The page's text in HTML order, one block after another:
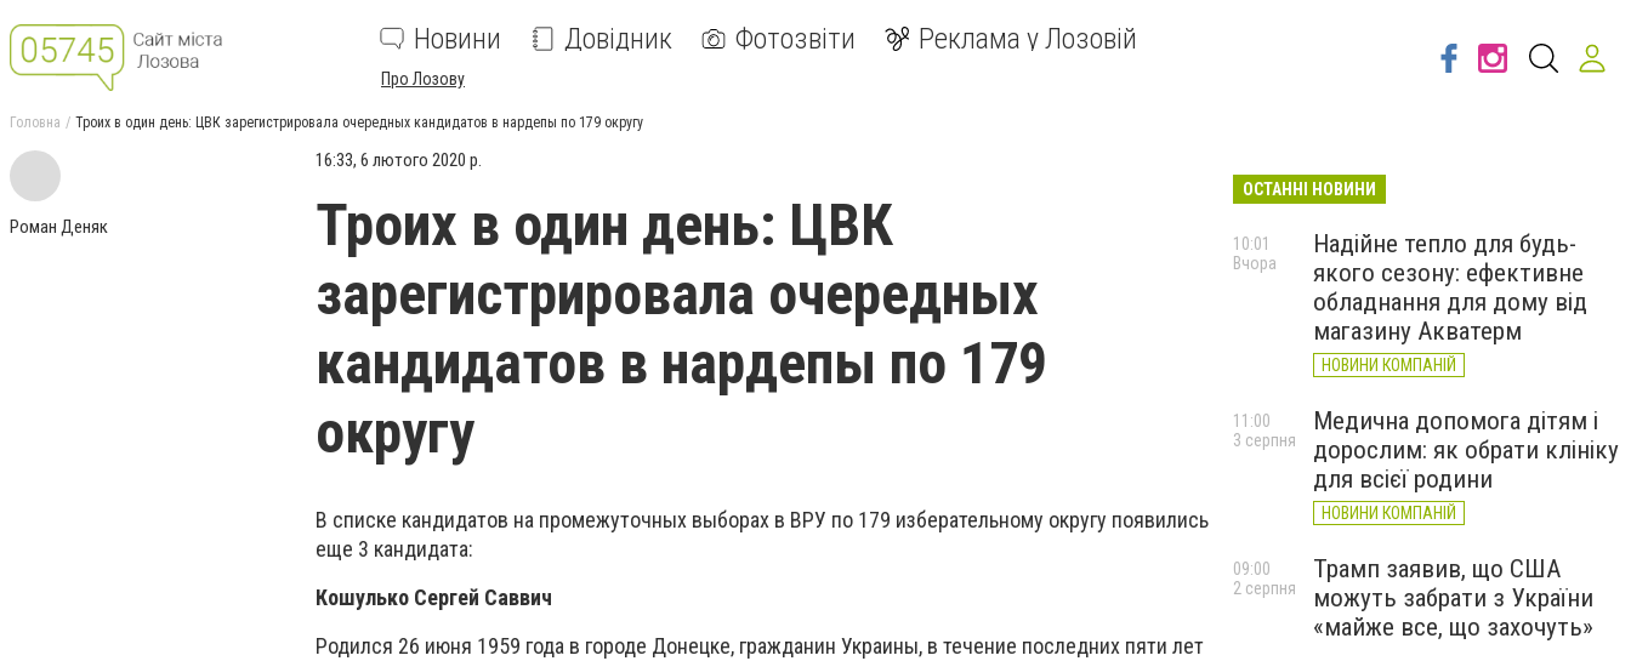
Новини Довідник Фотозвіти Реклама у Лозовій
Про Лозову
Головна Троих в один день: ЦВК зарегистрировала очередных кандидатов в нардепы по 179 округу
Роман Деняк
16:33, 6 лютого 2020 р.
Троих в один день: ЦВК
зарегистрировала очередных
кандидатов в нардепы по 179
округу
В списке кандидатов на промежуточных выборах в ВРУ по 179 изберательному округу появились
еще 3 кандидата:
Кошулько Сергей Саввич
Родился 26 июня 1959 года в городе Донецке, гражданин Украины, в течение последних пяти лет
ОСТАННІ НОВИНИ
Надійне тепло для будь-
якого сезону: ефективне
обладнання для дому від
магазину Акватерм
НОВИНИ КОМПАНІЙ
10:01
Вчора
Медична допомога дітям і
дорослим: як обрати клініку
для всієї родини
НОВИНИ КОМПАНІЙ
11:00
3 серпня
Трамп заявив, що США
можуть забрати з України
«майже все, що захочуть»
09:00
2 серпня